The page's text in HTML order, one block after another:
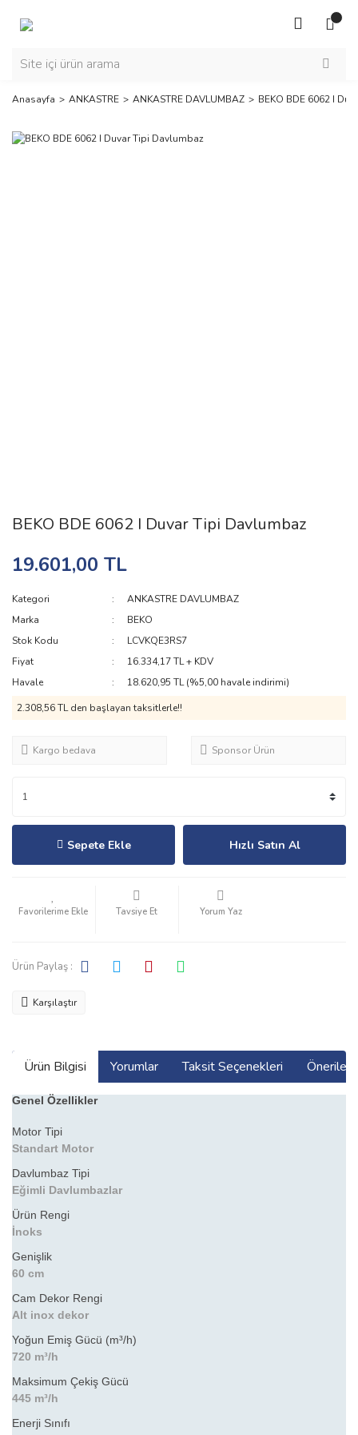
Anasayfa ANKASTRE ANKASTRE DAVLUMBAZ BEKO BDE 6062 I
BEKO BDE 6062 I Duvar Tipi Davlumbaz
19.601,00 TL
Kategori
ANKASTRE DAVLUMBAZ
Marka
BEKO
Stok Kodu
LCVKQE3RS7
Fiyat
16.334,17 TL + KDV
Havale
18.620,95 TL (%5,00 havale indirimi)
2.308,56 TL den başlayan taksitlerle!!
Kargo bedava Sponsor Ürün
Sepete Ekle Hızlı Satın Al
Tavsiye Et Yorum Yaz
Ürün Paylaş :
Karşılaştır
Ürün Bilgisi Yorumlar Taksit Seçenekleri
Genel Özellikler
Motor Tipi
Standart Motor
Davlumbaz Tipi
Eğimli Davlumbazlar
Ürün Rengi
İnoks
Genişlik
60 cm
Cam Dekor Rengi
Alt inox dekor
Yoğun Emiş Gücü (m³/h)
720 m³/h
Maksimum Çekiş Gücü
445 m³/h
Enerji Sınıfı